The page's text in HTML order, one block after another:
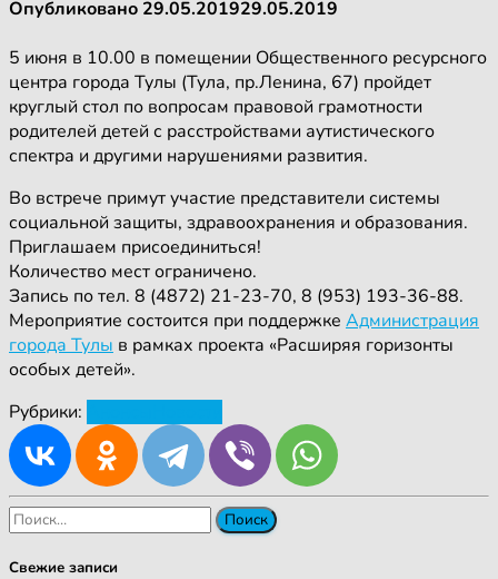
Опубликовано 29.05.201929.05.2019
5 июня в 10.00 в помещении Общественного ресурсного
центра города Тулы (Тула, пр.Ленина, 67) пройдет
круглый стол по вопросам правовой грамотности
родителей детей с расстройствами аутистического
спектра и другими нарушениями развития.
Во встрече примут участие представители системы
социальной защиты, здравоохранения и образования.
Приглашаем присоединиться!
Количество мест ограничено.
Запись по тел. 8 (4872) 21-23-70, 8 (953) 193-36-88.
Мероприятие состоится при поддержке Администрация
города Тулы в рамках проекта «Расширяя горизонты
особых детей».
Рубрики:
Найти:
Свежие записи